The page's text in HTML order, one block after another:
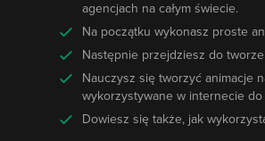
agencjach na całym świecie.
Na początku wykonasz proste
Następnie przejdziesz do
Nauczysz się tworzyć animacje
wykorzystywane w internecie
Dowiesz się także, jak